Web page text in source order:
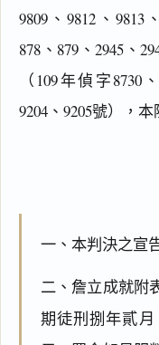
9809、9812、9813
878、879、2945、
（109年偵字8730
9204、9205號），
一、本判決之宣
二、詹立成就附
期徒刑捌年貳